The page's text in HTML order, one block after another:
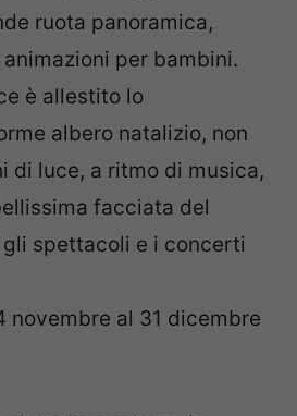
ruota panoramica,
per bambini.
è allestito lo
albero natalizio, non
di luce, a ritmo di musica,
facciata del
spettacoli e i concerti
novembre al 31 dicembre